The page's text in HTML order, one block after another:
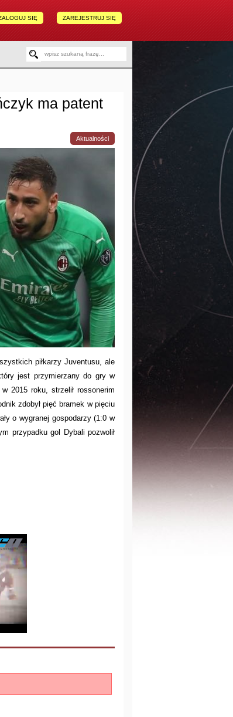
ZAREJESTRUJ SIĘ
SIĘ
ma patent
Aktualności
piłkarzy Juventusu, ale
jest przymierzany do gry w
2015 roku, strzelił rossonerim
zdobył pięć bramek w pięciu
o wygranej gospodarzy (1:0 w
przypadku gol Dybali pozwolił